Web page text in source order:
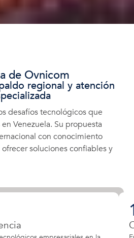
de Ovnicom
regional y atención
desafíos tecnológicos que
Venezuela. Su propuesta
con conocimiento
soluciones confiables y